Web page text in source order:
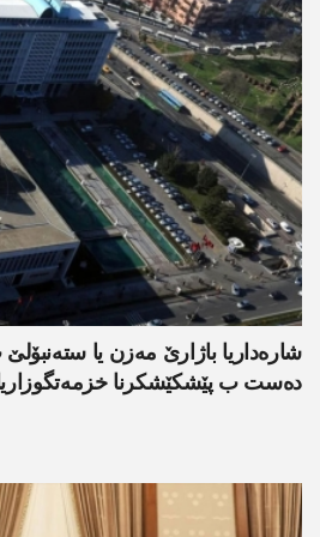
شارەداریا باژارێ مەزن یا
دەست ب پێشکێشکرنا